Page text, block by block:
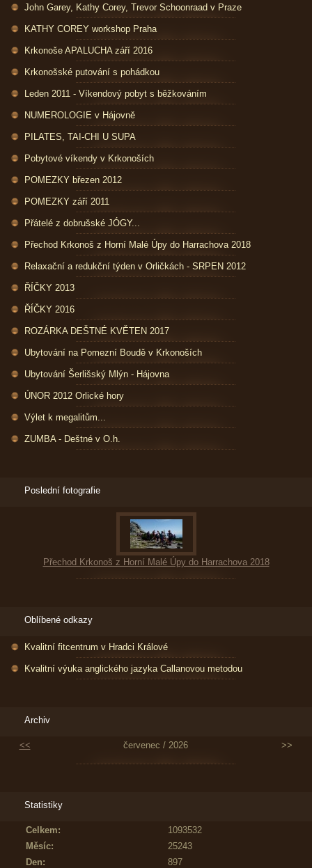
John Garey, Kathy Corey, Trevor Schoonraad v Praze
KATHY COREY workshop Praha
Krkonoše APALUCHA září 2016
Krkonošské putování s pohádkou
Leden 2011 - Víkendový pobyt s běžkováním
NUMEROLOGIE v Hájovně
PILATES, TAI-CHI U SUPA
Pobytové víkendy v Krkonoších
POMEZKY březen 2012
POMEZKY září 2011
Přátelé z dobrušské JÓGY...
Přechod Krkonoš z Horní Malé Úpy do Harrachova 2018
Relaxační a redukční týden v Orličkách - SRPEN 2012
ŘÍČKY 2013
ŘÍČKY 2016
ROZÁRKA DEŠTNÉ KVĚTEN 2017
Ubytování na Pomezní Boudě v Krkonoších
Ubytování Šerlišský Mlýn - Hájovna
ÚNOR 2012 Orlické hory
Výlet k megalitům...
ZUMBA - Deštné v O.h.
Poslední fotografie
Přechod Krkonoš z Horní Malé Úpy do Harrachova 2018
Oblíbené odkazy
Kvalitní fitcentrum v Hradci Králové
Kvalitní výuka anglického jazyka Callanovou metodou
Archiv
<< červenec / 2026 >>
Statistiky
Celkem:
1093532
Měsíc:
25243
Den:
897